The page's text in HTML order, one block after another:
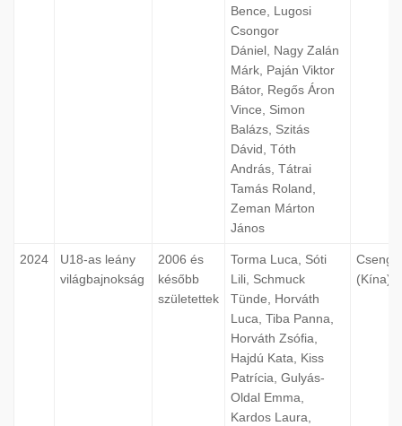
Bence, Lugosi
Csongor
Dániel, Nagy Zalán
Márk, Paján Viktor
Bátor, Regős Áron
Vince, Simon
Balázs, Szitás
Dávid, Tóth
András, Tátrai
Tamás Roland,
Zeman Márton
János
2024
U18-as leány
világbajnokság
2006 és
később
születettek
Torma Luca, Sóti
Lili, Schmuck
Tünde, Horváth
Luca, Tiba Panna,
Horváth Zsófia,
Hajdú Kata, Kiss
Patrícia, Gulyás-
Oldal Emma,
Kardos Laura,
(Kína)